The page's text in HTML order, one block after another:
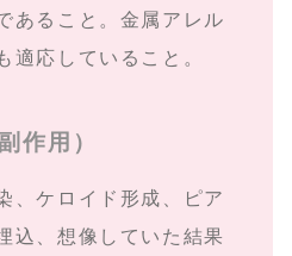
あること。金属アレル
適応していること。
作用）
、ケロイド形成、ピア
込、想像していた結果